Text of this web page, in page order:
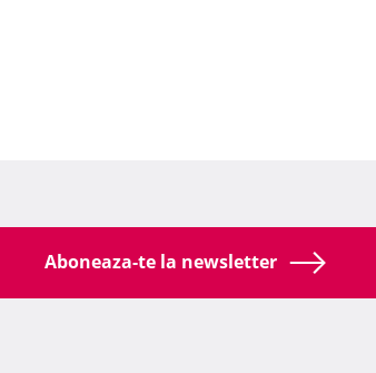
Aboneaza-te la newsletter